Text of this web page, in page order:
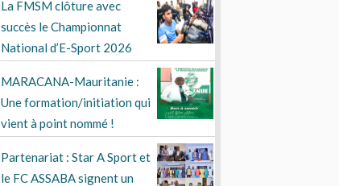
La FMSM clôture avec
succès le Championnat
National d’E-Sport 2026
MARACANA-Mauritanie :
Une formation/initiation qui
vient à point nommé !
Partenariat : Star A Sport et
le FC ASSABA signent un